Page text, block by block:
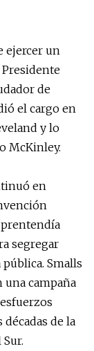
ejercer un
de
el cargo en
y lo
McKinley.
en
segregar
Smalls
campaña
de la